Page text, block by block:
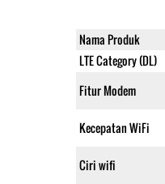
Nama Produk
LTE Category (DL)
Fitur Modem
Kecepatan WiFi
Ciri wifi